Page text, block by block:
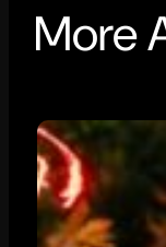
More